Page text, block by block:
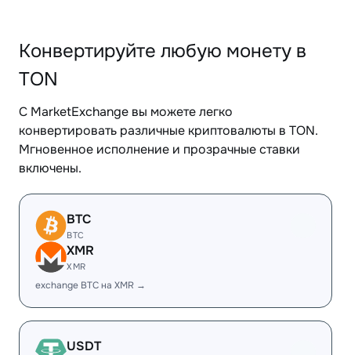
Конвертируйте любую монету в
TON
С MarketExchange вы можете легко
конвертировать различные криптовалюты в TON.
Мгновенное исполнение и прозрачные ставки
включены.
BTC
BTC
XMR
XMR
exchange BTC на XMR →
USDT